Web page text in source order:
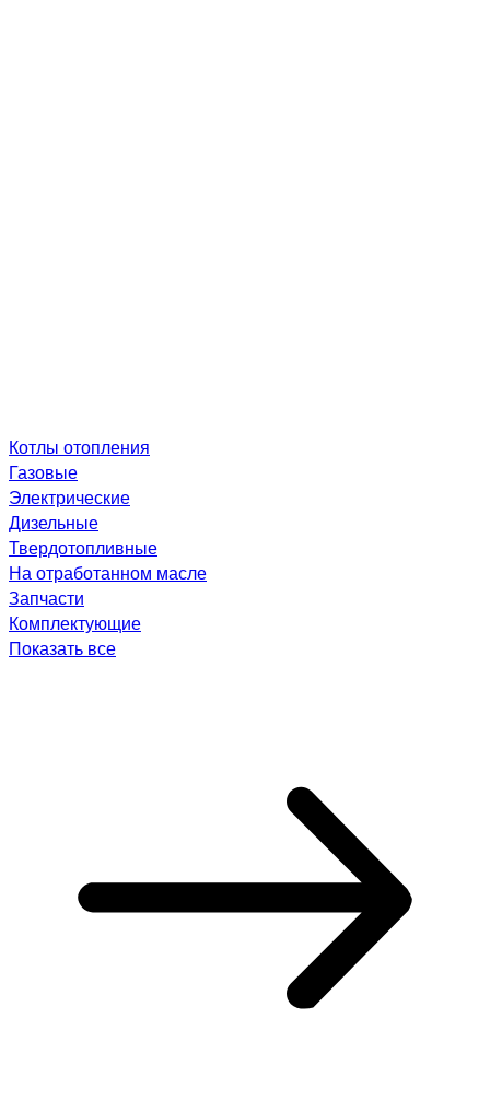
Котлы отопления
Газовые
Электрические
Дизельные
Твердотопливные
На отработанном масле
Запчасти
Комплектующие
Показать все